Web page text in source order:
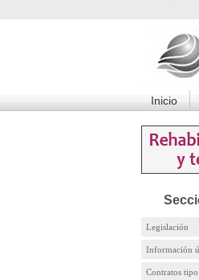
Inicio
Legislación
Información
Contratos tipo